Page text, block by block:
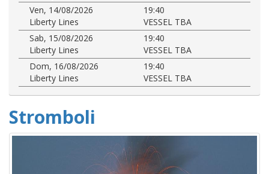
Ven, 14/08/2026
19:40
Liberty Lines
VESSEL TBA
Sab, 15/08/2026
19:40
Liberty Lines
VESSEL TBA
Dom, 16/08/2026
19:40
Liberty Lines
VESSEL TBA
Stromboli